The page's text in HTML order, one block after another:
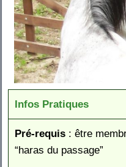
Infos Pratiques
Pré-requis : être
“haras du passage”